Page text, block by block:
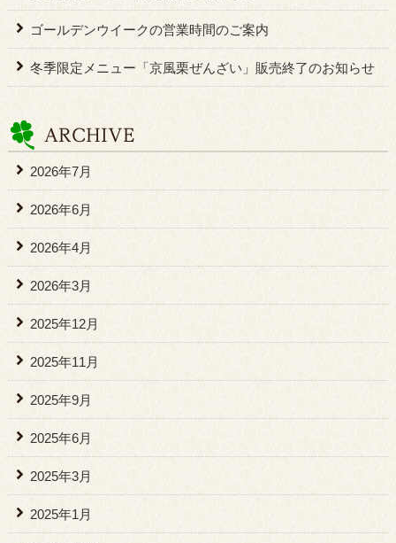
ゴールデンウイークの営業時間のご案内
冬季限定メニュー「京風栗ぜんざい」販売終了のお知らせ
2026年7月
2026年6月
2026年4月
2026年3月
2025年12月
2025年11月
2025年9月
2025年6月
2025年3月
2025年1月